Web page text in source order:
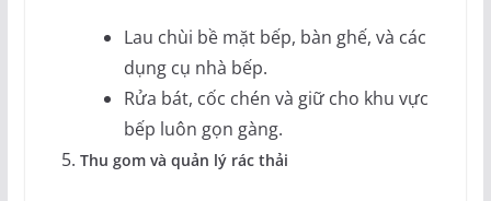
Lau chùi bề mặt bếp, bàn ghế, và các
dụng cụ nhà bếp.
Rửa bát, cốc chén và giữ cho khu vực
bếp luôn gọn gàng.
Thu gom và quản lý rác thải